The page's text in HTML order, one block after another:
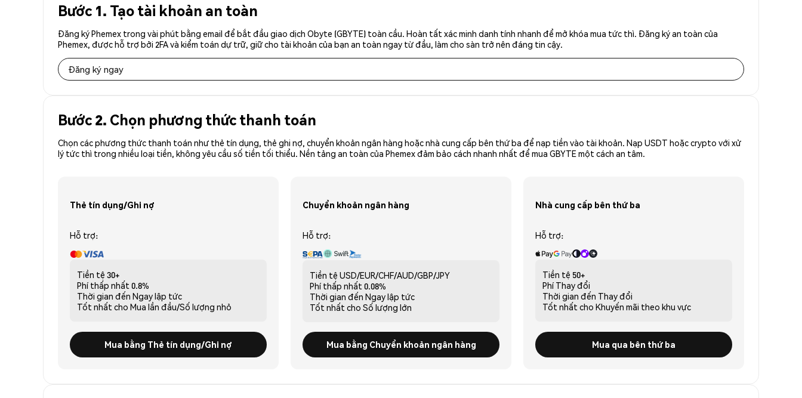
Bước 1. Tạo tài khoản an toàn
Đăng ký Phemex trong vài phút bằng email để bắt đầu giao dịch Obyte (GBYTE) toàn cầu. Hoàn tất xác minh danh tính nhanh để mở khóa mua tức thì. Đăng ký an toàn của
Phemex, được hỗ trợ bởi 2FA và kiểm toán dự trữ, giữ cho tài khoản của bạn an toàn ngay từ đầu, làm cho sàn trở nên đáng tin cậy.
Đăng ký ngay
Bước 2. Chọn phương thức thanh toán
Chọn các phương thức thanh toán như thẻ tín dụng, thẻ ghi nợ, chuyển khoản ngân hàng hoặc nhà cung cấp bên thứ ba để nạp tiền vào tài khoản. Nạp USDT hoặc crypto với xử
lý tức thì trong nhiều loại tiền, không yêu cầu số tiền tối thiểu. Nền tảng an toàn của Phemex đảm bảo cách nhanh nhất để mua GBYTE một cách an tâm.
Thẻ tín dụng/Ghi nợ
Hỗ trợ:
Tiền tệ 30+
Phí thấp nhất 0.8%
Thời gian đến Ngay lập tức
Tốt nhất cho Mua lần đầu/Số lượng nhỏ
Mua bằng Thẻ tín dụng/Ghi nợ
Chuyển khoản ngân hàng
Hỗ trợ:
Tiền tệ USD/EUR/CHF/AUD/GBP/JPY
Phí thấp nhất 0.08%
Thời gian đến Ngay lập tức
Tốt nhất cho Số lượng lớn
Mua bằng Chuyển khoản ngân hàng
Nhà cung cấp bên thứ ba
Hỗ trợ:
Tiền tệ 50+
Phí Thay đổi
Thời gian đến Thay đổi
Tốt nhất cho Khuyến mãi theo khu vực
Mua qua bên thứ ba